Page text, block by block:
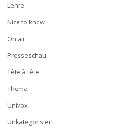
Lehre
Nice to know
On air
Presseschau
Tête à tête
Thema
Univox
Unkategorisiert